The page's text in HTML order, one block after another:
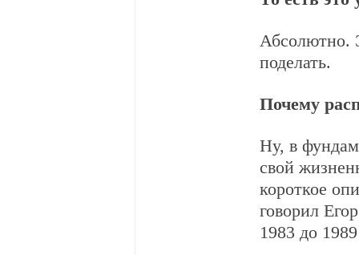
Абсолютно.
поделать.
Почему
Ну, в
свой
короткое
говорил
1983 до